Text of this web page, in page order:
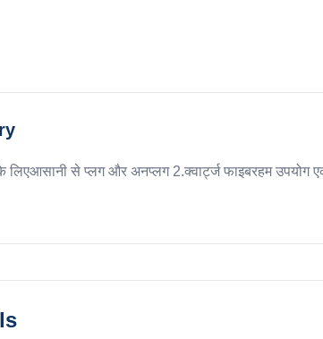
से प्लग और अनप्लग 2.क्वार्ट्ज फाइबरहम उपयोग